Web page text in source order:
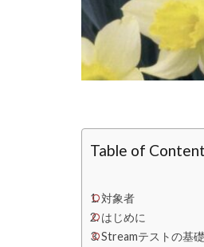
Table of
対象者
はじめに
Streamテストの基礎